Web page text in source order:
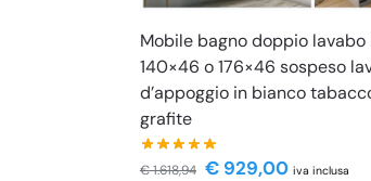
Mobile bagno doppio lavabo
140×46 o 176×46 sospeso
d’appoggio in bianco
grafite
€1.618,94 €929,00 iva inclusa